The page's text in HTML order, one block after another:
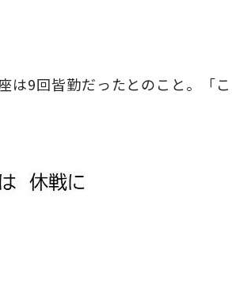
は9回皆勤だったとのこと。「